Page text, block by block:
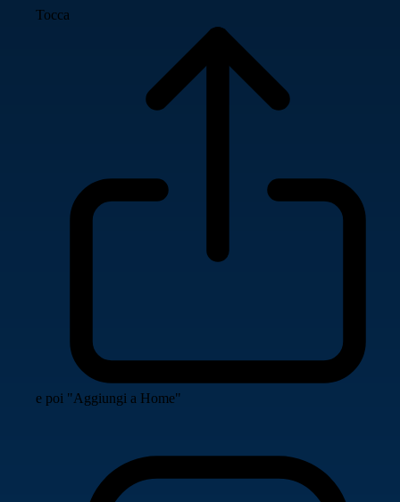
Tocca
e poi "Aggiungi a Home"